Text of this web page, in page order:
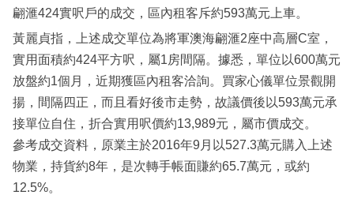
翩滙424實呎戶的成交，區內租客斥約593萬元上車。
黃麗貞指，上述成交單位為將軍澳海翩滙2座中高層C室，
實用面積約424平方呎，屬1房間隔。據悉，單位以600萬元
放盤約1個月，近期獲區內租客洽詢。買家心儀單位景觀開
揚，間隔四正，而且看好後市走勢，故議價後以593萬元承
接單位自住，折合實用呎價約13,989元，屬市價成交。
參考成交資料，原業主於2016年9月以527.3萬元購入上述
物業，持貨約8年，是次轉手帳面賺約65.7萬元，或約
12.5%。